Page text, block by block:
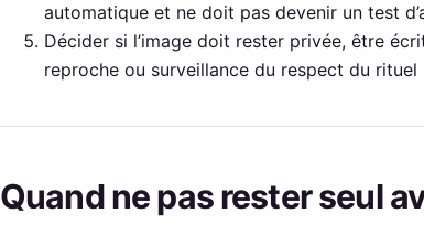
automatique et ne doit pas devenir un test
Décider si l’image doit rester privée, être
reproche ou surveillance du respect du rituel
Quand ne pas rester seul